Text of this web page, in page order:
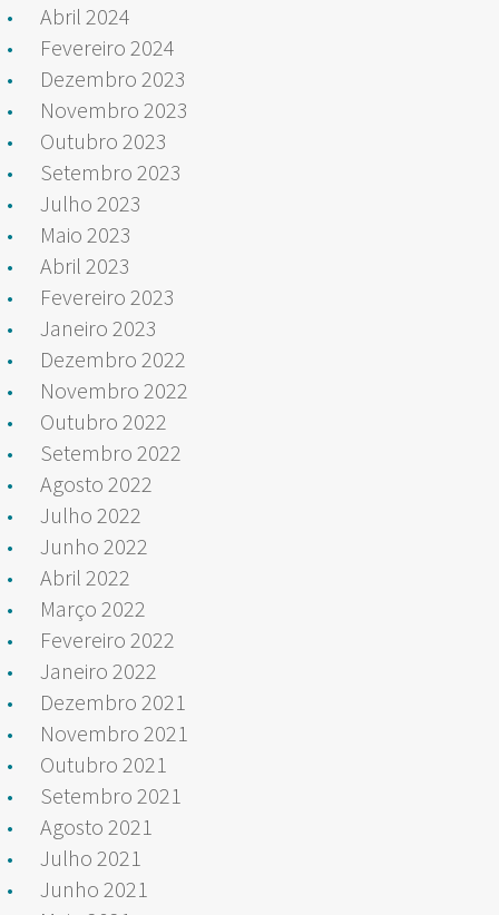
Abril 2024
Fevereiro 2024
Dezembro 2023
Novembro 2023
Outubro 2023
Setembro 2023
Julho 2023
Maio 2023
Abril 2023
Fevereiro 2023
Janeiro 2023
Dezembro 2022
Novembro 2022
Outubro 2022
Setembro 2022
Agosto 2022
Julho 2022
Junho 2022
Abril 2022
Março 2022
Fevereiro 2022
Janeiro 2022
Dezembro 2021
Novembro 2021
Outubro 2021
Setembro 2021
Agosto 2021
Julho 2021
Junho 2021